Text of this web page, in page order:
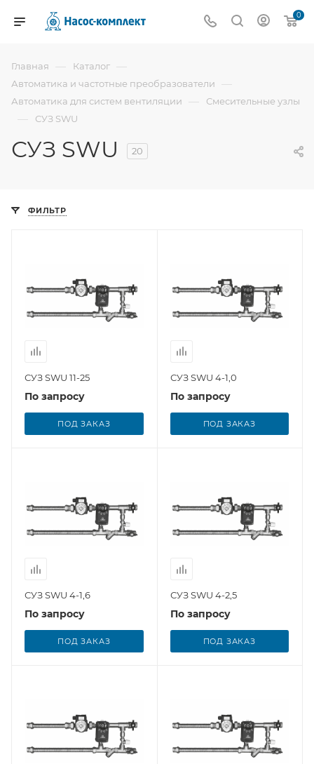
0
Главная — Каталог —
Автоматика и частотные преобразователи —
Автоматика для систем вентиляции — Смесительные узлы
— СУЗ SWU
СУЗ SWU 20
ФИЛЬТР
СУЗ SWU 11-25
По запросу
ПОД ЗАКАЗ
СУЗ SWU 4-1,0
По запросу
ПОД ЗАКАЗ
СУЗ SWU 4-1,6
По запросу
ПОД ЗАКАЗ
СУЗ SWU 4-2,5
По запросу
ПОД ЗАКАЗ